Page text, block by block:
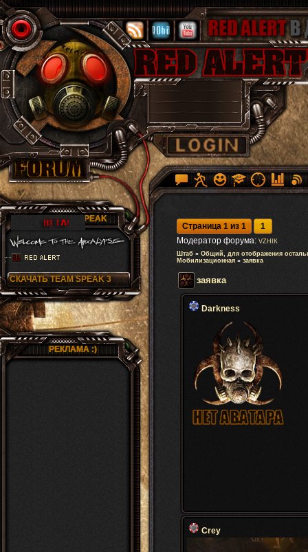
RA TEAM SPEAK
СКАЧАТЬ TEAM SPEAK 3
РЕКЛАМА :)
Страница 1 из 1
1
Модератор форума: VZHIK
Штаб » Общий, для отображения
Мобилизационная » заявка
заявка
Darkness
Crey